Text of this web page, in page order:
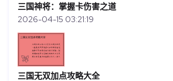
三国神将：掌握卡伤害之道
2026-04-15 03:21:19
三国无双加点攻略大全